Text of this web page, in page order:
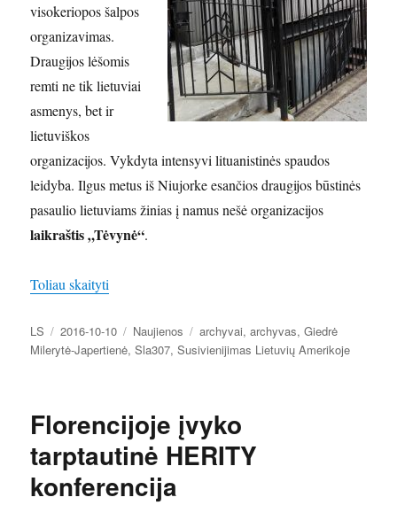
visokeriopos šalpos
organizavimas.
Draugijos lėšomis
remti ne tik lietuviai
asmenys, bet ir
lietuviškos
organizacijos. Vykdyta intensyvi lituanistinės spaudos
leidyba. Ilgus metus iš Niujorke esančios draugijos būstinės
pasaulio lietuviams žinias į namus nešė organizacijos
laikraštis „Tėvynė“.
Toliau skaityti
Autorius
LS Paskelbta
2016-10-10 Kategorijos
Naujienos Žymos
archyvai,archyvas,Giedrė
Milerytė-Japertienė,Sla307,Susivienijimas Lietuvių Amerikoje
Florencijoje įvyko
tarptautinė HERITY
konferencija